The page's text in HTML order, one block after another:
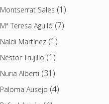
Montserrat Sales (1)
Mª Teresa Aguiló (7)
Naldi Martínez(1)
Néstor Trujillo (1)
Nuria Alberti (31)
Paloma Ausejo (4)